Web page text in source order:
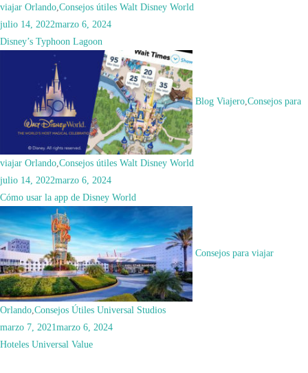
viajar Orlando Consejos útiles Walt Disney World
julio 14, 2022marzo 6, 2024
Disney’s Typhoon Lagoon
Blog Viajero,Consejos para
viajar Orlando Consejos útiles Walt Disney World
julio 14, 2022marzo 6, 2024
Cómo usar la app de Disney World
Consejos para viajar
Orlando Consejos Útiles Universal Studios
marzo 7, 2021marzo 6, 2024
Hoteles Universal Value